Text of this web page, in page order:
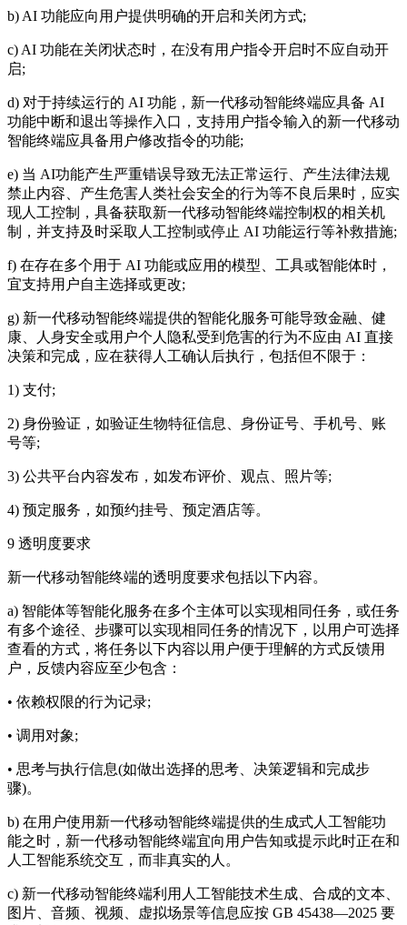
b) AI 功能应向用户提供明确的开启和关闭方式;
c) AI 功能在关闭状态时，在没有用户指令开启时不应自动开
启;
d) 对于持续运行的 AI 功能，新一代移动智能终端应具备 AI
功能中断和退出等操作入口，支持用户指令输入的新一代移动
智能终端应具备用户修改指令的功能;
e) 当 AI功能产生严重错误导致无法正常运行、产生法律法规
禁止内容、产生危害人类社会安全的行为等不良后果时，应实
现人工控制，具备获取新一代移动智能终端控制权的相关机
制，并支持及时采取人工控制或停止 AI 功能运行等补救措施;
f) 在存在多个用于 AI 功能或应用的模型、工具或智能体时，
宜支持用户自主选择或更改;
g) 新一代移动智能终端提供的智能化服务可能导致金融、健
康、人身安全或用户个人隐私受到危害的行为不应由 AI 直接
决策和完成，应在获得人工确认后执行，包括但不限于：
1) 支付;
2) 身份验证，如验证生物特征信息、身份证号、手机号、账
号等;
3) 公共平台内容发布，如发布评价、观点、照片等;
4) 预定服务，如预约挂号、预定酒店等。
9 透明度要求
新一代移动智能终端的透明度要求包括以下内容。
a) 智能体等智能化服务在多个主体可以实现相同任务，或任务
有多个途径、步骤可以实现相同任务的情况下，以用户可选择
查看的方式，将任务以下内容以用户便于理解的方式反馈用
户，反馈内容应至少包含：
• 依赖权限的行为记录;
• 调用对象;
• 思考与执行信息(如做出选择的思考、决策逻辑和完成步
骤)。
b) 在用户使用新一代移动智能终端提供的生成式人工智能功
能之时，新一代移动智能终端宜向用户告知或提示此时正在和
人工智能系统交互，而非真实的人。
c) 新一代移动智能终端利用人工智能技术生成、合成的文本、
图片、音频、视频、虚拟场景等信息应按 GB 45438—2025 要